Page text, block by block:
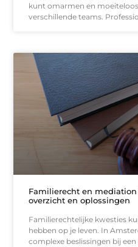
kunt omarmen en
verschillende teams.
Familierecht en
overzicht en oplossingen
Familierechtelijke kwesties
hebben op je leven. In
complexe beslissingen bij